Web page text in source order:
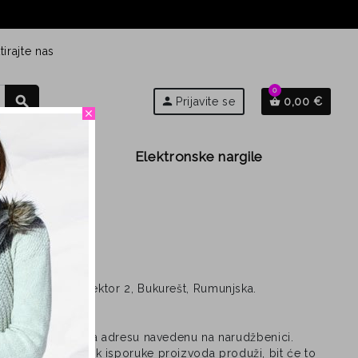
nas
search person Prijavite se shopping_basket
0
0,00 €
Elektronske nargile
Teleajen 33, sektor 2, Bukurešt, Rumunjska.
narudžbe na adresu navedenu na narudžbenici.
itd. Ako se rok isporuke proizvoda produži, bit će to
close